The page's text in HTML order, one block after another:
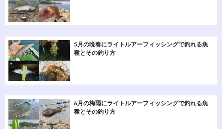
5月の晩春にライトルアーフィッシングで釣れる魚
種とその釣り方
6月の梅雨にライトルアーフィッシングで釣れる魚
種とその釣り方